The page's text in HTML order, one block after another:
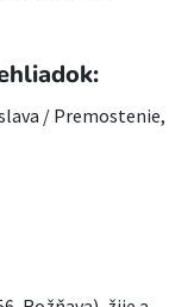
/ Premostenie,